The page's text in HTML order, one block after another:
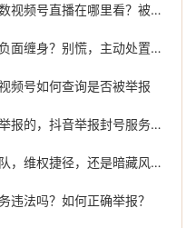
播在哪里看？被举报次数的真相
身？别慌，主动处置才是正解
频号如何查询是否被举报
号服务有用吗？怎么举报才能有效维权？
维权捷径，还是暗藏风险？
违法吗？如何正确举报？